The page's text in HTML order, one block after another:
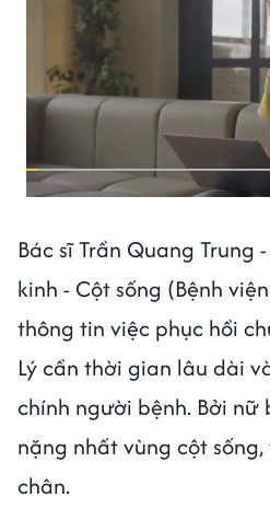
Bác sĩ Trần Quang Trung
kinh - Cột sống (Bệnh
thông tin việc phục hồi
Lý cần thời gian lâu dài
chính người bệnh. Bởi nữ
nặng nhất vùng cột
chân.